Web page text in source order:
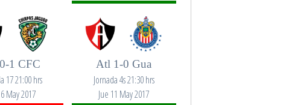
1 CFC
17 21:00 hrs
May 2017
Atl 1-0 Gua
Jornada 4s 21:30 hrs
Jue 11 May 2017